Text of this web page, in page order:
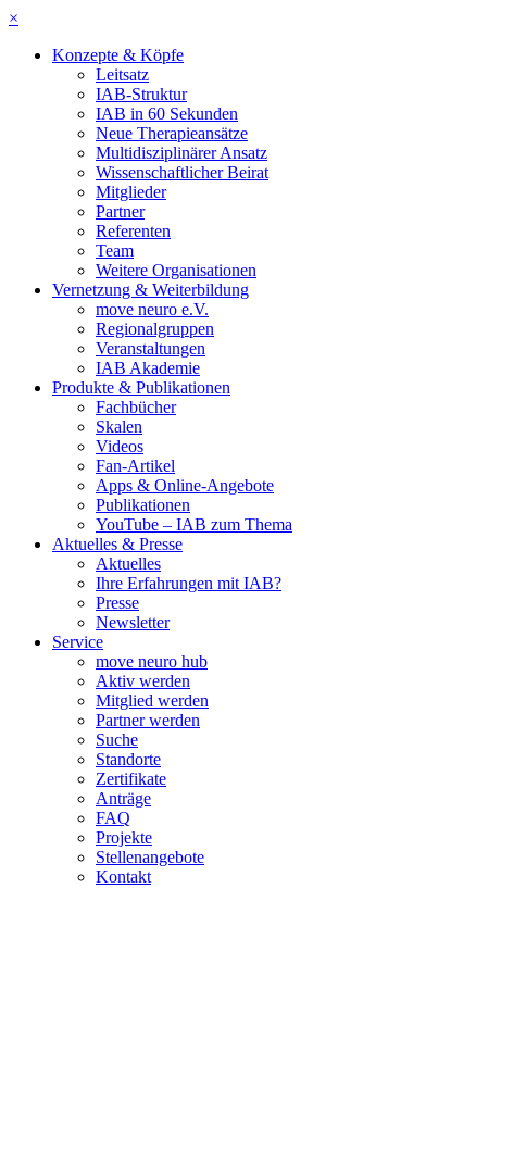
×
Konzepte & Köpfe
Leitsatz
IAB-Struktur
IAB in 60 Sekunden
Neue Therapieansätze
Multidisziplinärer Ansatz
Wissenschaftlicher Beirat
Mitglieder
Partner
Referenten
Team
Weitere Organisationen
Vernetzung & Weiterbildung
move neuro e.V.
Regionalgruppen
Veranstaltungen
IAB Akademie
Produkte & Publikationen
Fachbücher
Skalen
Videos
Fan-Artikel
Apps & Online-Angebote
Publikationen
YouTube – IAB zum Thema
Aktuelles & Presse
Aktuelles
Ihre Erfahrungen mit IAB?
Presse
Newsletter
Service
move neuro hub
Aktiv werden
Mitglied werden
Partner werden
Suche
Standorte
Zertifikate
Anträge
FAQ
Projekte
Stellenangebote
Kontakt